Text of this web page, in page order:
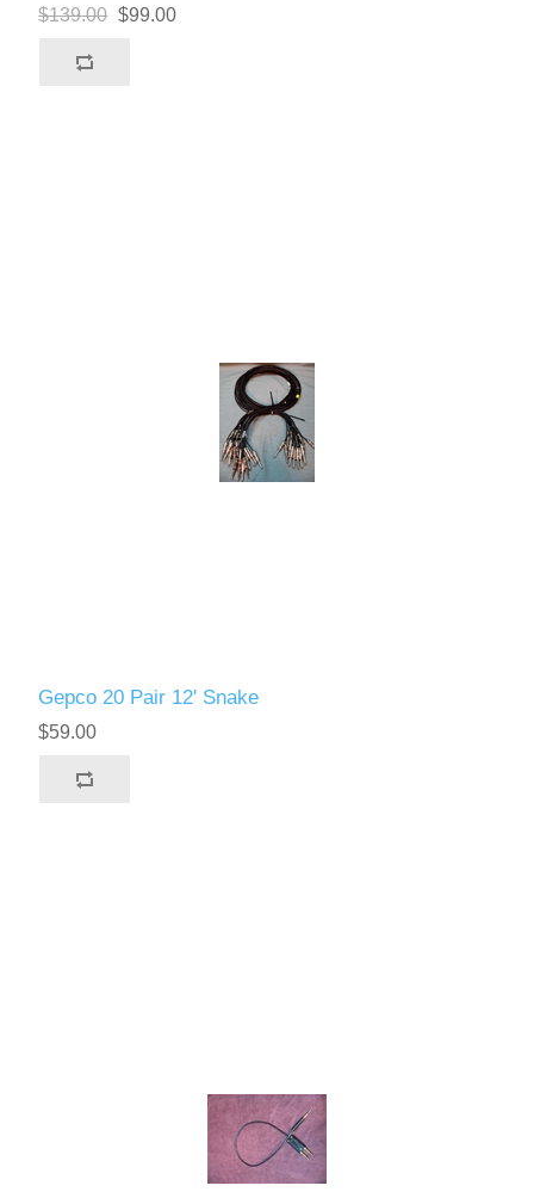
$139.00 $99.00
Gepco 20 Pair 12' Snake
$59.00